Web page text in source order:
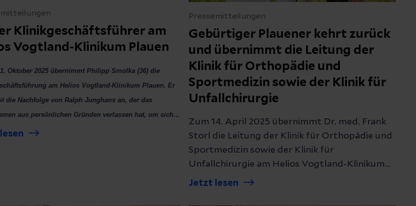
Klinikgeschäftsführer am
Vogtland-Klinikum Plauen
Oktober 2025 übernimmt Philipp Smolka (36) die
am Helios Vogtland-Klinikum Plauen. Er
die Nachfolge von Ralph Junghans an, der das
aus persönlichen Gründen verlassen hat, um sich
beruflichen Perspektive zu widmen.
Pressemitteilungen
Gebürtiger Plauener kehrt zurück
und übernimmt die Leitung der
Klinik für Orthopädie und
Sportmedizin sowie der Klinik für
Unfallchirurgie
Zum 14. April 2025 übernimmt Dr. med. Frank
Storl die Leitung der Klinik für Orthopädie und
Sportmedizin sowie der Klinik für
Unfallchirurgie am Helios Vogtland-Klinikum
Plauen.
Jetzt lesen